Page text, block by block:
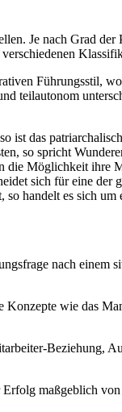
Je nach Grad der
Führungsstil,
teilautonom
ist das
so spricht
die Möglichkeit ihre
sich für eine der
handelt es sich um
nach einem
wie das
Beziehung,
Erfolg maßgeblich